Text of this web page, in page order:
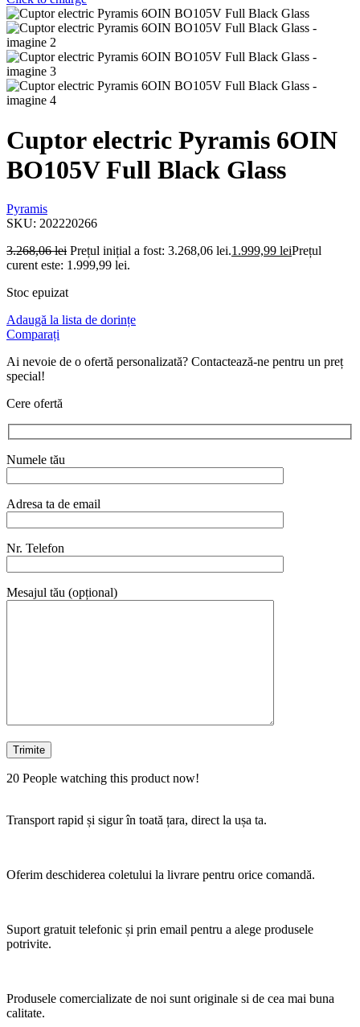
Cuptor electric Pyramis 6OIN
BO105V Full Black Glass
Pyramis
SKU: 202220266
3.268,06lei Prețul inițial a fost: 3.268,06 lei.1.999,99 leiPrețul
curent este: 1.999,99 lei.
Stoc epuizat
Adaugă la lista de dorințe
Comparați
Ai nevoie de o ofertă personalizată? Contactează-ne pentru un preț
special!
Cere ofertă
Numele tău
Adresa ta de email
Nr. Telefon
Mesajul tău (opțional)
20 People watching this product now!
Transport rapid și sigur în toată țara, direct la ușa ta.
Oferim deschiderea coletului la livrare pentru orice comandă.
Suport gratuit telefonic și prin email pentru a alege produsele
potrivite.
Produsele comercializate de noi sunt originale si de cea mai buna
calitate.